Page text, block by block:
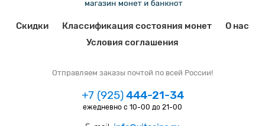
Скидки Классификация состояния монет
О нас
Условия соглашения
Отправляем заказы почтой по всей России!
+7 (925)444-21-34
ежедневно с 10-00 до 21-00